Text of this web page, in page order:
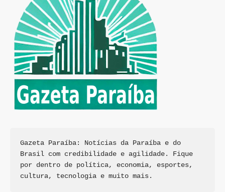
Gazeta Paraíba: Notícias da Paraíba e do
Brasil com credibilidade e agilidade. Fique
por dentro de política, economia, esportes,
cultura, tecnologia e muito mais.